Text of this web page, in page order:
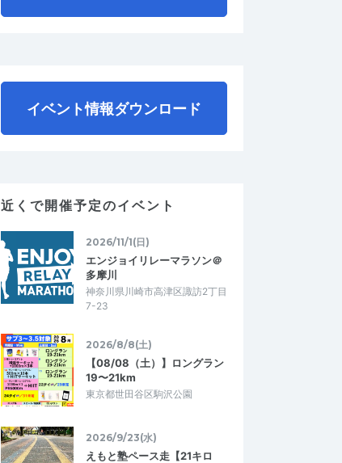
イベント情報ダウンロード
近くで開催予定のイベント
2026/11/1(日)
エンジョイリレーマラソン＠
多摩川
神奈川県川崎市高津区諏訪2丁目
7-23
2026/8/8(土)
【08/08（土）】ロングラン
19〜21km
東京都世田谷区駒沢公園
2026/9/23(水)
えもと塾ペース走【21キロ